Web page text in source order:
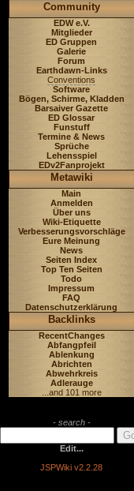
Community
EDW e.V.
Mitglieder
ED Gruppen
Galerie
Forum
Earthdawn-Links
Conventions
Software
Bögen, Schirme, Kladden
Barsaiver Gazette
ED Glossar
Funstuff
Termine & News
Sprüche
Lehensspiel
EDv2Fanprojekt
Metawiki
Main
Anmelden
Über uns
Wiki-Etiquette
Verbesserungsvorschläge
Eure Meinung
News
Seiten Index
Top Ten Seiten
Todo
Impressum
FAQ
Datenschutzerklärung
Backlinks
RecentChanges
Abfangpfeil
Ablenkung
Abrichten
Abwehrkreis
Adlerauge
...and 101 more
- search -
Edit...
JSPWiki v2.2.28